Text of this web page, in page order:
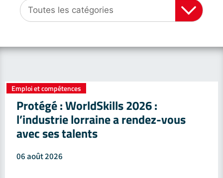
Emploi et compétences
Protégé : WorldSkills 2026 :
l’industrie lorraine a rendez-vous
avec ses talents
06 août 2026